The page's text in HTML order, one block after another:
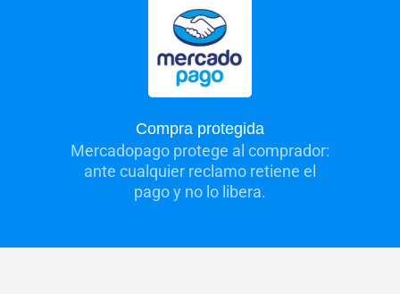
Compra protegida
Mercadopago protege al comprador:
ante cualquier reclamo retiene el
pago y no lo libera.